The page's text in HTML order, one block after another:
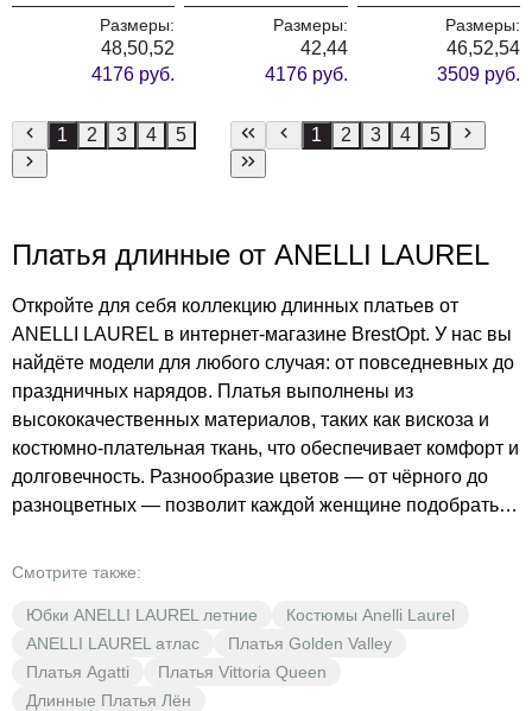
Размеры:
48,50,52
4176 руб.
Размеры:
42,44
4176 руб.
Размеры:
46,52,54
3509 руб.
1 2 3 4 5 1 2 3 4 5
Платья длинные от ANELLI LAUREL
Откройте для себя коллекцию длинных платьев от
ANELLI LAUREL в интернет-магазине BrestOpt. У нас вы
найдёте модели для любого случая: от повседневных до
праздничных нарядов. Платья выполнены из
высококачественных материалов, таких как вискоза и
костюмно-плательная ткань, что обеспечивает комфорт и
долговечность. Разнообразие цветов — от чёрного до
разноцветных — позволит каждой женщине подобрать
LAUREL по выгодным ценам. Не упустите возможность
известного бренда.
Смотрите также:
Юбки ANELLI LAUREL летние
Костюмы Anelli Laurel
ANELLI LAUREL атлас
Платья Golden Valley
Платья Agatti
Платья Vittoria Queen
Длинные Платья Лён